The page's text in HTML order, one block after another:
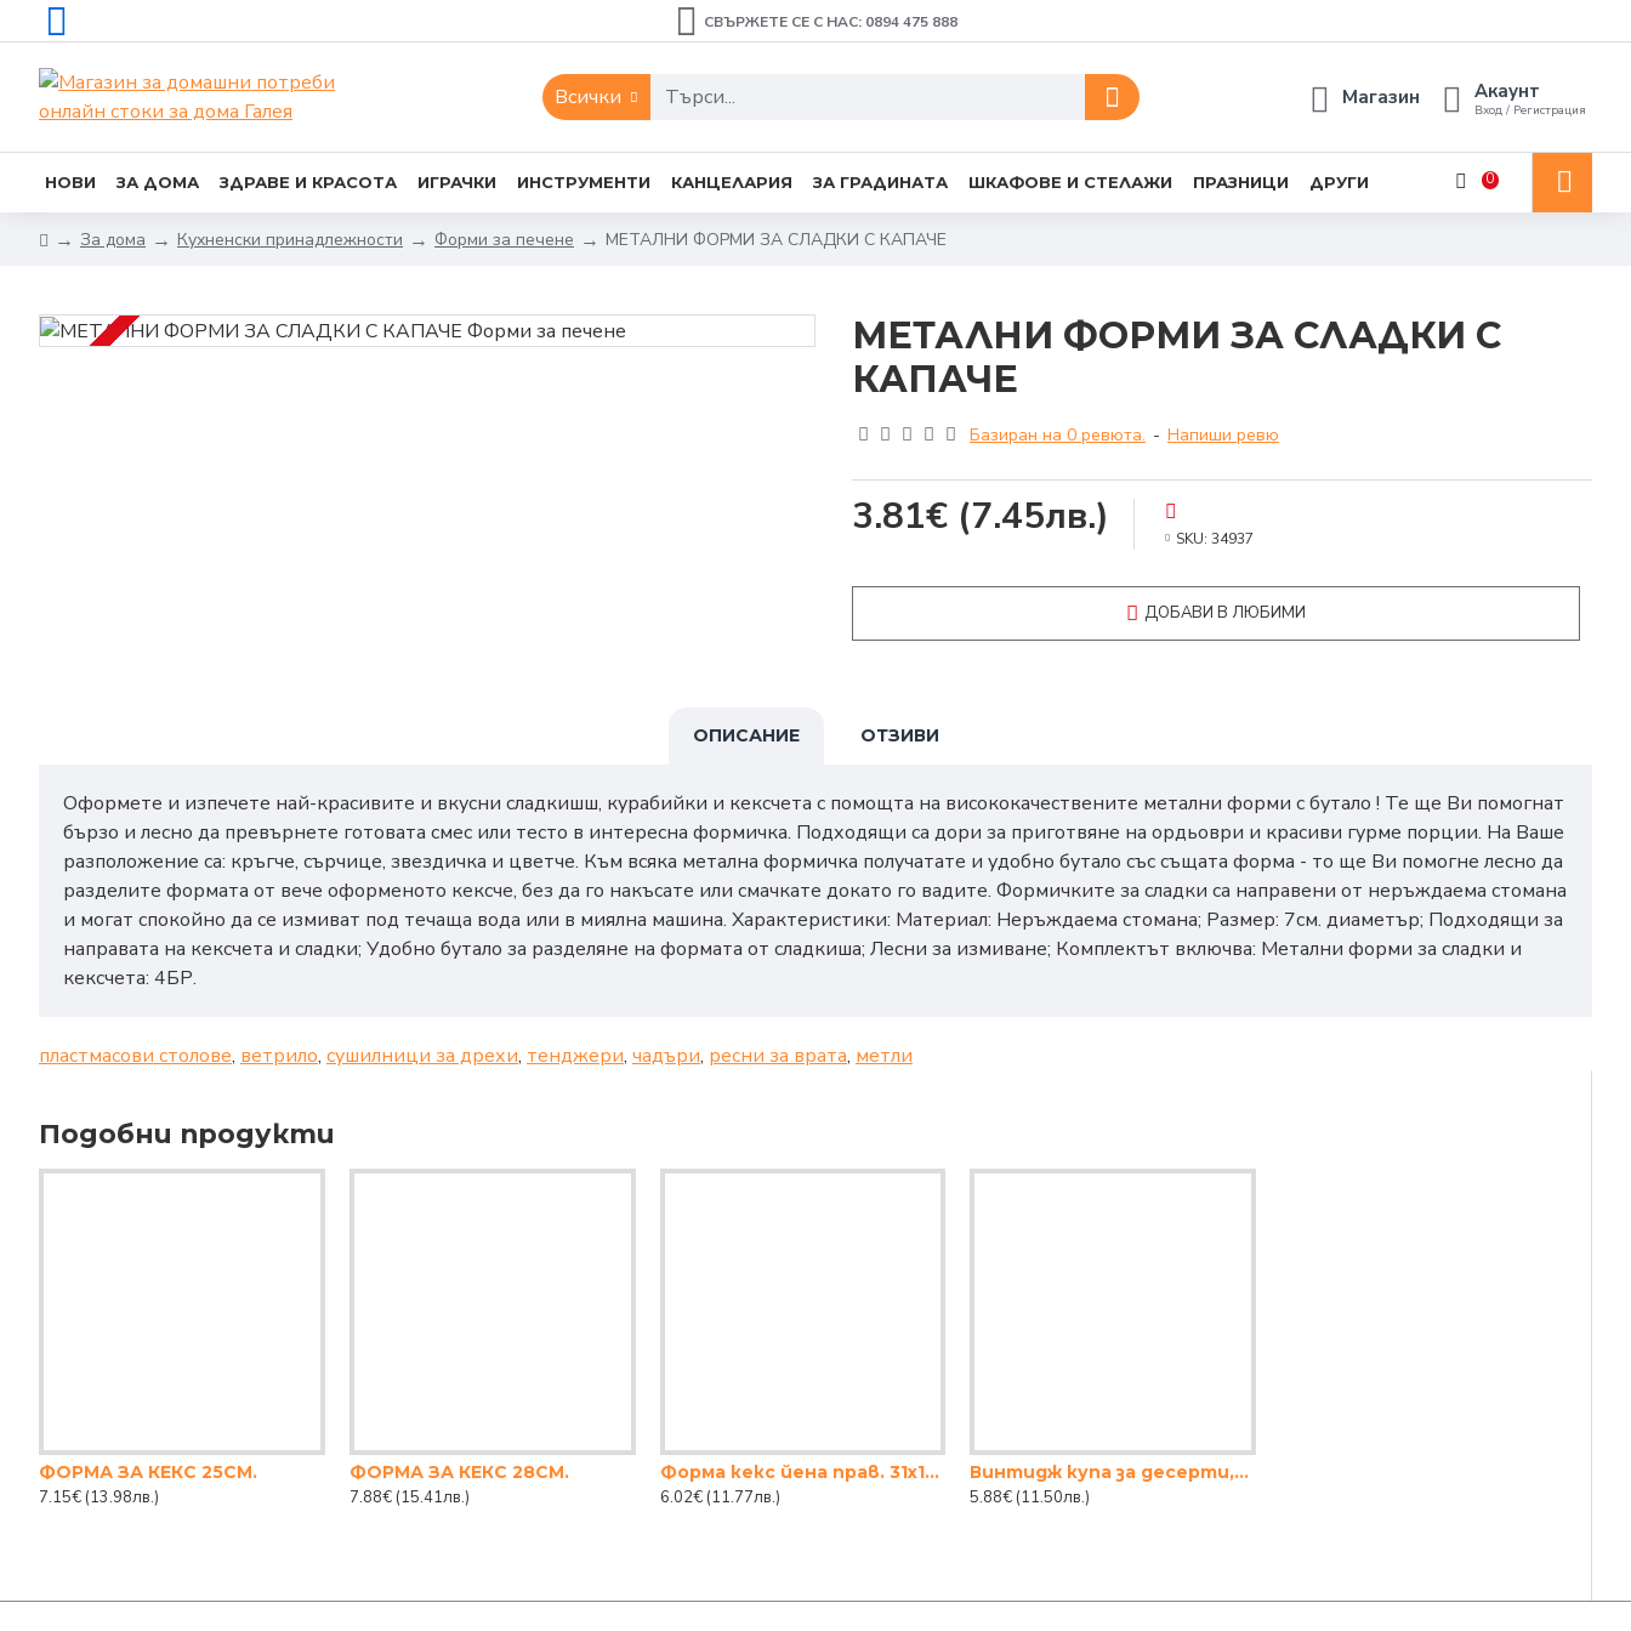
СВЪРЖЕТЕ СЕ С НАС: 0894 475 888
Всички Магазин Акаунт
Вход / Регистрация
НОВИ ЗА ДОМА ЗДРАВЕ И КРАСОТА ИГРАЧКИ ИНСТРУМЕНТИ КАНЦЕЛАРИЯ ЗА ГРАДИНАТА ШКАФОВЕ И СТЕЛАЖИ ПРАЗНИЦИ ДРУГИ 0
За дома Кухненски принадлежности Форми за печене МЕТАЛНИ ФОРМИ ЗА СЛАДКИ С КАПАЧЕ
МЕТАЛНИ ФОРМИ ЗА СЛАДКИ С
КАПАЧЕ
Базиран на 0 ревюта. - Напиши ревю
3.81€ (7.45лв.) SKU: 34937
ДОБАВИ В ЛЮБИМИ
ОПИСАНИЕ ОТЗИВИ
Оформете и изпечете най-красивите и вкусни сладкишш, курабийки и кексчета с помощта на висококачествените метални форми с бутало ! Те ще Ви помогнат
бързо и лесно да превърнете готовата смес или тесто в интересна формичка. Подходящи са дори за приготвяне на ордьоври и красиви гурме порции. На Ваше
разположение са: кръгче, сърчице, звездичка и цветче. Към всяка метална формичка получатате и удобно бутало със същата форма - то ще Ви помогне лесно да
разделите формата от вече оформеното кексче, без да го накъсате или смачкате докато го вадите. Формичките за сладки са направени от неръждаема стомана
и могат спокойно да се измиват под течаща вода или в миялна машина. Характеристики: Материал: Неръждаема стомана; Размер: 7см. диаметър; Подходящи за
направата на кексчета и сладки; Удобно бутало за разделяне на формата от сладкиша; Лесни за измиване; Комплектът включва: Метални форми за сладки и
кексчета: 4БР.
пластмасови столове, ветрило, сушилници за дрехи, тенджери, чадъри, ресни за врата, метли
Подобни продукти
ФОРМА ЗА КЕКС 25СМ.
7.15€ (13.98лв.)
ФОРМА ЗА КЕКС 28СМ.
7.88€ (15.41лв.)
Форма кекс йена прав. 31х12.5см.
6.02€ (11.77лв.)
Винтидж купа за десерти,салати и др. 1.3л
5.88€ (11.50лв.)